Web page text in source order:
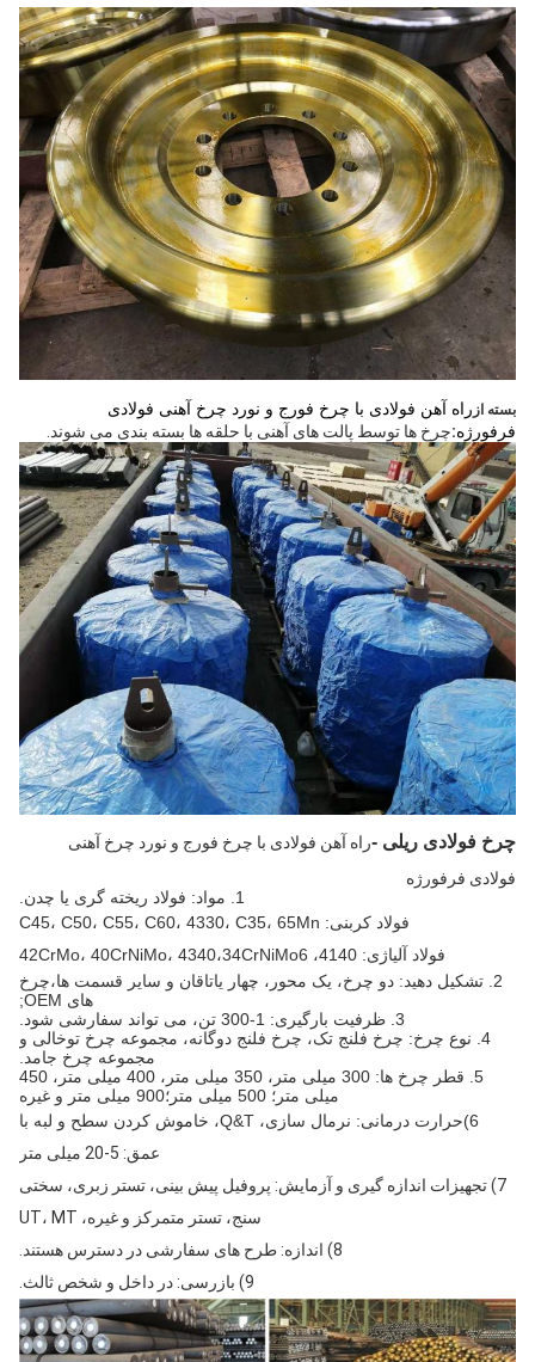
بسته از راه آهن فولادی با چرخ فورج و نورد چرخ آهنی فولادی
فرفورژه:چرخ ها توسط پالت های آهنی با حلقه ها بسته بندی می شوند.
چرخ فولادی ریلی -راه آهن فولادی با چرخ فورج و نورد چرخ آهنی
فولادی فرفورژه
1. مواد: فولاد ریخته گری یا چدن.
فولاد کربنی: C45، C50، C55، C60، 4330، C35، 65Mn
فولاد آلیاژی: 4140، 42CrMo، 40CrNiMo، 4340،34CrNiMo6
2. تشکیل دهید: دو چرخ، یک محور، چهار یاتاقان و سایر قسمت ها،
چرخ
های OEM;
3. ظرفیت بارگیری: 1-300 تن، می تواند سفارشی شود.
4. نوع چرخ: چرخ فلنج تک، چرخ فلنج دوگانه، مجموعه چرخ توخالی و
مجموعه چرخ جامد.
5. قطر چرخ ها: 300 میلی متر، 350 میلی متر، 400 میلی متر، 450
میلی متر؛ 500 میلی متر؛900 میلی متر و غیره
6) حرارت درمانی
: نرمال سازی، Q&T، خاموش کردن سطح و لبه با
عمق: 5-20 میلی متر
7) تجهیزات اندازه گیری و آزمایش: پروفیل پیش بینی، تستر زبری، سختی
سنج، تستر متمرکز و غیره، UT، MT
8) اندازه: طرح های سفارشی در دسترس هستند.
9) بازرسی: در داخل و شخص ثالث.